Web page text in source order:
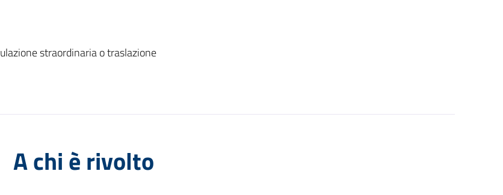
straordinaria o traslazione
A chi è rivolto